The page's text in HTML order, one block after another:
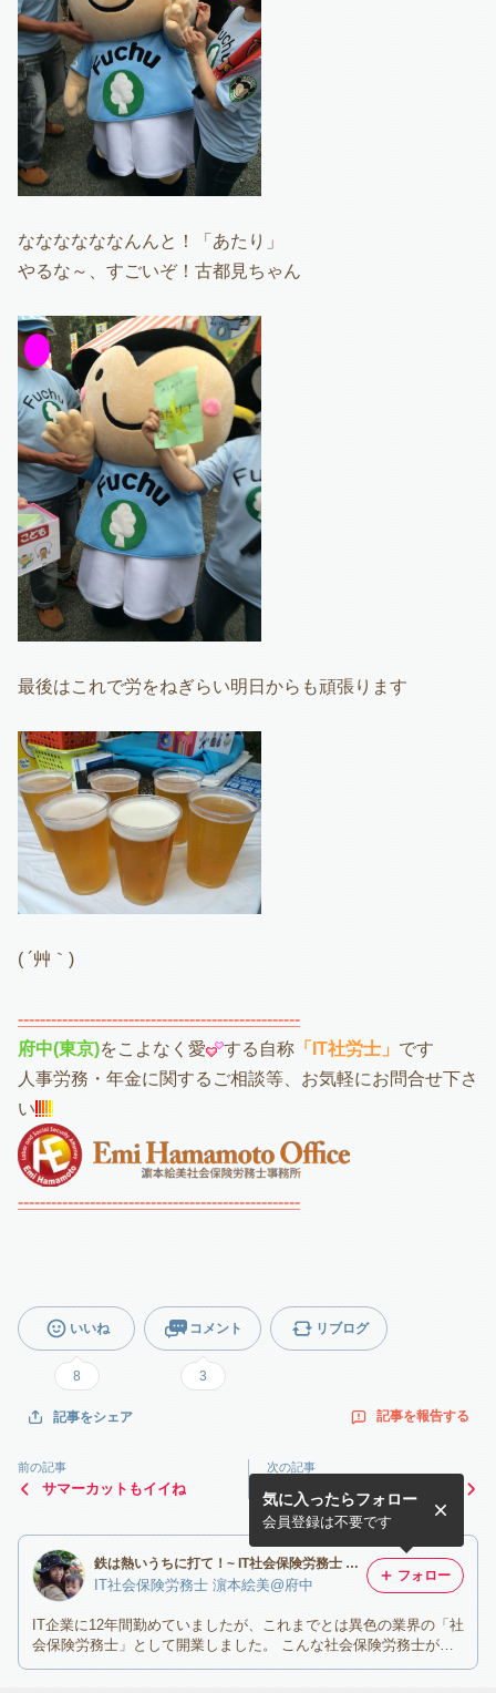
ななななななんんと！「あたり」
やるな～、すごいぞ！古都見ちゃん
最後はこれで労をねぎらい明日からも頑張ります
( ´艸｀)
---------------------------------------------------
府中(東京)をこよなく愛 する自称 「IT社労士」 です
人事労務・年金に関するご相談等、お気軽にお問合せ下さ
い
---------------------------------------------------
いいね
8
コメント
3
リブログ
記事をシェア 記事を報告する
前の記事
サマーカットもイイね
次の記事
鉄は熱いうちに打て！~ IT社会保険労務士 濵本絵美＠東京都府中市~
IT社会保険労務士 濵本絵美@府中
IT企業に12年間勤めていましたが、これまでとは異色の業界の「社
会保険労務士」として開業しました。 こんな社会保険労務士がい
気に入ったらフォロー
会員登録は不要です
フォロー